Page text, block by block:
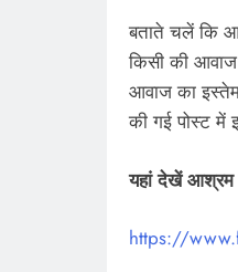
बताते चलें कि
किसी की
आवाज का
की गई पोस्ट में
यहां देखें आश्रम
https://